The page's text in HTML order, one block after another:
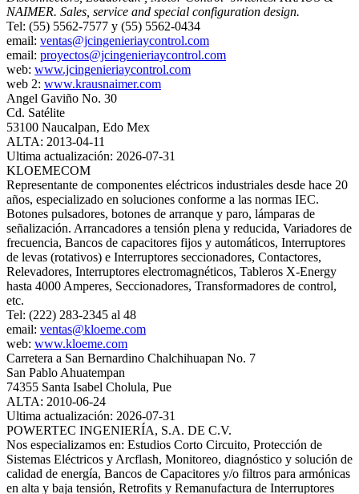
NAIMER. Sales, service and special configuration design.
Tel: (55) 5562-7577 y (55) 5562-0434
email: ventas@jcingenieriaycontrol.com
email: proyectos@jcingenieriaycontrol.com
web: www.jcingenieriaycontrol.com
web 2: www.krausnaimer.com
Angel Gaviño No. 30
Cd. Satélite
53100 Naucalpan, Edo Mex
ALTA: 2013-04-11
Ultima actualización: 2026-07-31
KLOEMECOM
Representante de componentes eléctricos industriales desde hace 20
años, especializado en soluciones conforme a las normas IEC.
Botones pulsadores, botones de arranque y paro, lámparas de
señalización. Arrancadores a tensión plena y reducida, Variadores de
frecuencia, Bancos de capacitores fijos y automáticos, Interruptores
de levas (rotativos) e Interruptores seccionadores, Contactores,
Relevadores, Interruptores electromagnéticos, Tableros X-Energy
hasta 4000 Amperes, Seccionadores, Transformadores de control,
etc.
Tel: (222) 283-2345 al 48
email: ventas@kloeme.com
web: www.kloeme.com
Carretera a San Bernardino Chalchihuapan No. 7
San Pablo Ahuatempan
74355 Santa Isabel Cholula, Pue
ALTA: 2010-06-24
Ultima actualización: 2026-07-31
POWERTEC INGENIERÍA, S.A. DE C.V.
Nos especializamos en: Estudios Corto Circuito, Protección de
Sistemas Eléctricos y Arcflash, Monitoreo, diagnóstico y solución de
calidad de energía, Bancos de Capacitores y/o filtros para armónicas
en alta y baja tensión, Retrofits y Remanufactura de Interruptores